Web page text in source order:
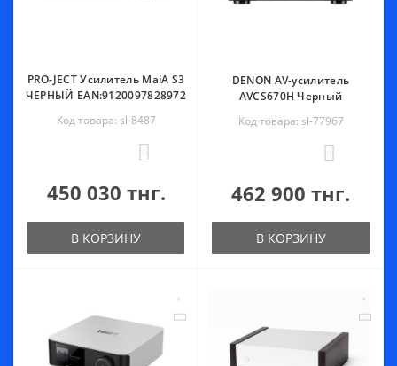
PRO-JECT Усилитель MaiA S3
ЧЕРНЫЙ EAN:9120097828972
Код товара: sl-8487
450 030 тнг.
В КОРЗИНУ
DENON AV-усилитель
AVCS670H Черный
Код товара: sl-77967
462 900 тнг.
В КОРЗИНУ